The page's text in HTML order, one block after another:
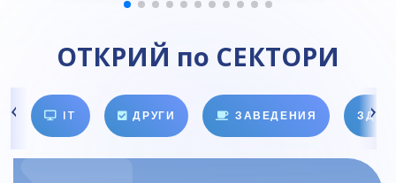
ОТКРИЙ по СЕКТОРИ
IT ДРУГИ ЗАВЕДЕНИЯ